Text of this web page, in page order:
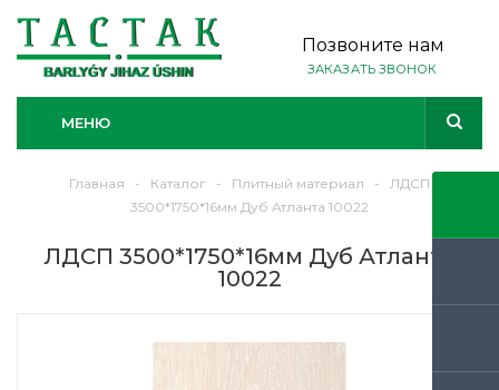
Позвоните нам
ЗАКАЗАТЬ ЗВОНОК
МЕНЮ
Главная - Каталог - Плитный материал -
ЛДСП
3500*1750*16мм Дуб Атланта 10022
ЛДСП 3500*1750*16мм Дуб Атланта
10022